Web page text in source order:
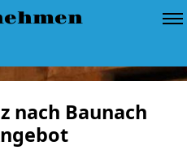
nach Baunach